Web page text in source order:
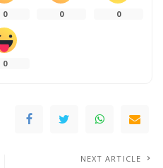
0 0 0
0
NEXT ARTICLE